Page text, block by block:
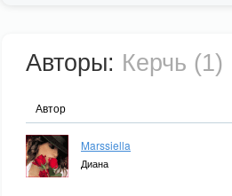
Авторы: Керчь (1)
Автор
Marssiella
Диана